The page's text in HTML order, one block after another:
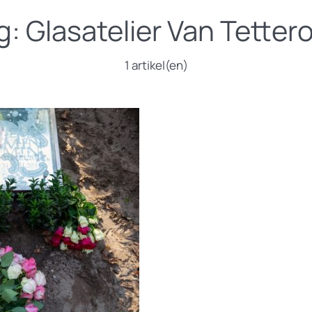
Glasatelier Van
1 artikel(en)